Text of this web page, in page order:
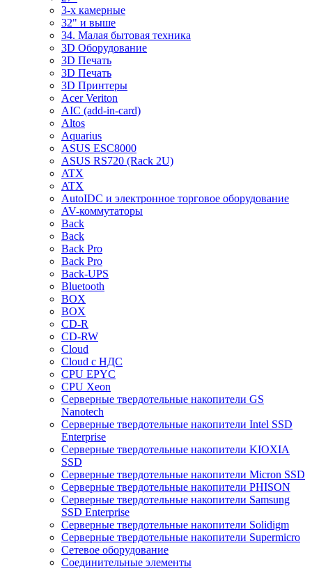
3-x камерные
32" и выше
34. Малая бытовая техника
3D Оборудование
3D Печать
3D Печать
3D Принтеры
Acer Veriton
AIC (add-in-card)
Altos
Aquarius
ASUS ESC8000
ASUS RS720 (Rack 2U)
ATX
ATX
AutoIDC и электронное торговое оборудование
AV-коммутаторы
Back
Back
Back Pro
Back Pro
Back-UPS
Bluetooth
BOX
BOX
CD-R
CD-RW
Cloud
Cloud с НДС
CPU EPYC
CPU Xeon
Cерверные твердотельные накопители GS
Nanotech
Cерверные твердотельные накопители Intel SSD
Enterprise
Cерверные твердотельные накопители KIOXIA
SSD
Cерверные твердотельные накопители Micron SSD
Cерверные твердотельные накопители PHISON
Cерверные твердотельные накопители Samsung
SSD Enterprise
Cерверные твердотельные накопители Solidigm
Cерверные твердотельные накопители Supermicro
Cетевое оборудование
Cоединительные элементы